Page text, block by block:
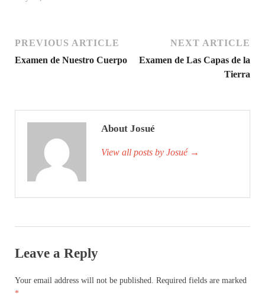
PREVIOUS ARTICLE
Examen de Nuestro Cuerpo
NEXT ARTICLE
Examen de Las Capas de la
Tierra
About Josué
View all posts by Josué →
Leave a Reply
Your email address will not be published. Required fields are marked
*